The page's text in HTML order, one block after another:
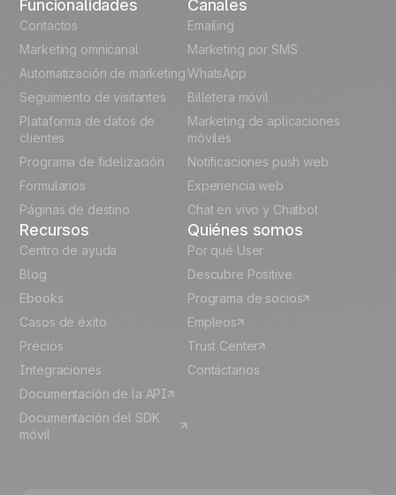
English
French
Polish
German
Funcionalidades
Contactos
Marketing omnicanal
Automatización de marketing
Seguimiento de visitantes
Plataforma de datos de
clientes
Programa de fidelización
Formularios
Páginas de destino
Canales
Emailing
Marketing por SMS
WhatsApp
Billetera móvil
Marketing de aplicaciones
móviles
Notificaciones push web
Experiencia web
Chat en vivo y Chatbot
Recursos
Centro de ayuda
Blog
Ebooks
Casos de éxito
Precios
Integraciones
Documentación de la API
Documentación del SDK
móvil
Quiénes somos
Por qué User
Descubre Positive
Programa de socios
Empleos
Trust Center
Contáctanos